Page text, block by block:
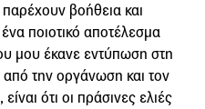
βοήθεια και
ποιοτικό αποτέλεσμα
μου έκανε εντύπωση στη
την οργάνωση και τον
ότι οι πράσινες ελιές